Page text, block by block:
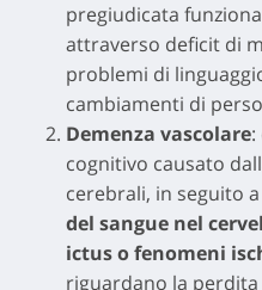
pregiudicata
attraverso deficit di
problemi di
cambiamenti di
Demenza vascolare
cognitivo causato
cerebrali, in seguito a
del sangue nel
ictus o fenomeni
riguardano la